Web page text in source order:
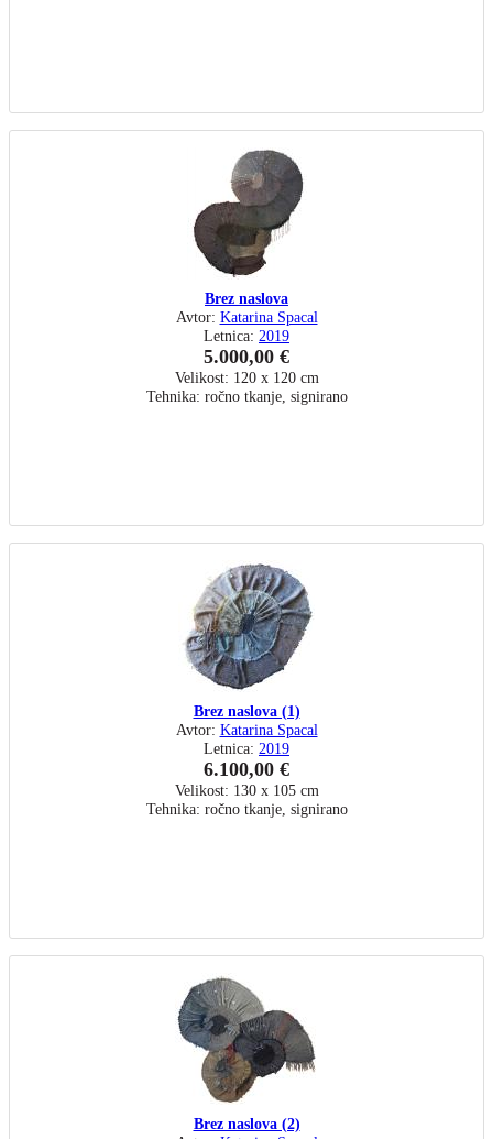
Brez naslova
Avtor: Katarina Spacal
Letnica: 2019
5.000,00 €
Velikost: 120 x 120 cm
Tehnika: ročno tkanje, signirano
Brez naslova (1)
Avtor: Katarina Spacal
Letnica: 2019
6.100,00 €
Velikost: 130 x 105 cm
Tehnika: ročno tkanje, signirano
Brez naslova (2)